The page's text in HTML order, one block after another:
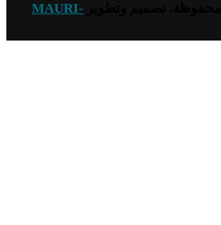
MAURI-